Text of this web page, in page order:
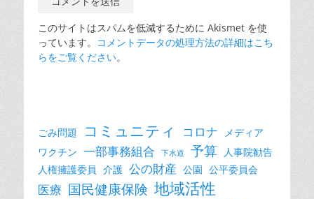
このサイトはスパムを低減するために Akismet を使
っています。
コメントデータの処理方法の詳細はこち
らをご覧ください。
ごみ問題 コミュニティ コロナ
メディア
ワクチン 一部事務組合 下水道 予算
人事院勧告
人権擁護委員 介護 公の財産 公園 公平委員会
医療 国民健康保険 地域活性